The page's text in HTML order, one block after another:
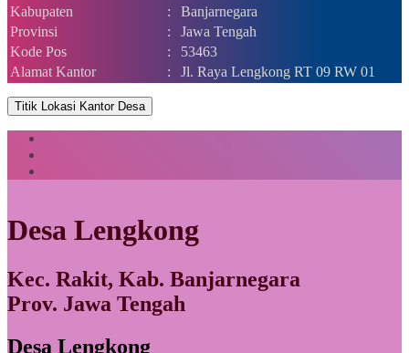
Kabupaten
:
Banjarnegara
Provinsi
:
Jawa Tengah
Kode Pos
:
53463
Alamat Kantor
: Jl. Raya Lengkong RT 09 RW 01
Titik Lokasi Kantor Desa
Desa Lengkong
Kec. Rakit, Kab. Banjarnegara
Prov. Jawa Tengah
Desa Lengkong